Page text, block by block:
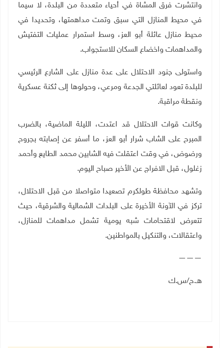
وانتشرت فرق المشاة في أحياء متعددة من البلدة، لا سيما
في محيط المنازل التي سبق وتمت مداهمتها، وتحديدا في
محيط منازل عائلة أبو العز، وسط استمرار عمليات التفتيش
والمداهمات واخضاع السكان للاستجواب.
واستولى جنود الاحتلال على عدة منازل على الشارع الرئيسي
للبلدة تعود لعائلتي الجدعة ومرعي، وحولوها إلى ثكنة عسكرية
ونقطة مراقبة.
وكانت قوات الاحتلال قد اعتدت، الليلة الماضية، بالضرب
المبرح على الشاب شرار أبو العز، ما أسفر عن إصابته بجروح
ورضوض، في وقت اعتقلت فيه الشابين محمد الطايع وأحمد
زغلول، قبل الافراج عن الأخير صباح اليوم.
وتشهد محافظة طولكرم تصعيدا متواصلا من قبل الاحتلال،
تركز في الآونة الأخيرة على البلدات الشمالية والشرقية، حيث
تتعرض لاقتحامات شبه يومية تشمل مداهمات للمنازل،
واعتقالات، والتنكيل بالمواطنين.
———
هـ.ح/س.ك